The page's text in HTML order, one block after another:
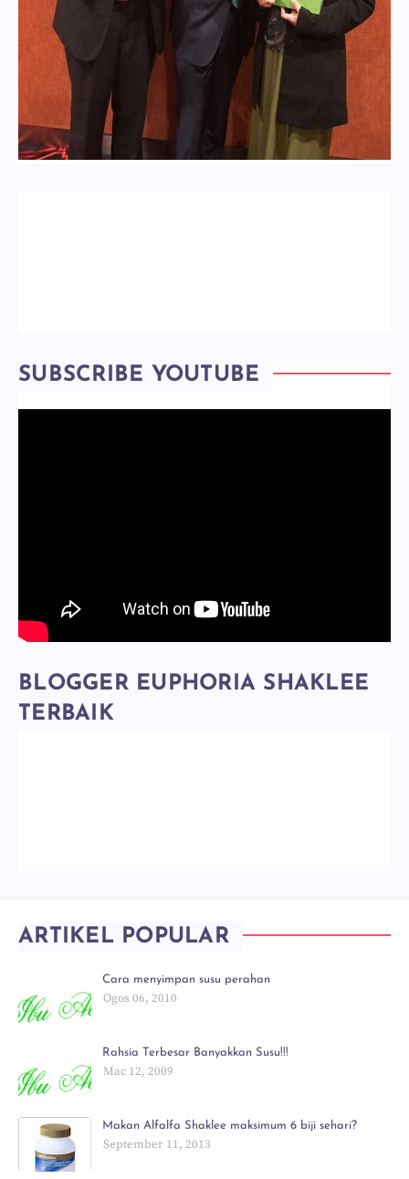
SUBSCRIBE YOUTUBE
BLOGGER EUPHORIA SHAKLEE
TERBAIK
ARTIKEL POPULAR
Cara menyimpan susu perahan
Ogos 06, 2010
Rahsia Terbesar Banyakkan Susu!!!
Mac 12, 2009
Makan Alfalfa Shaklee maksimum 6 biji sehari?
September 11, 2013